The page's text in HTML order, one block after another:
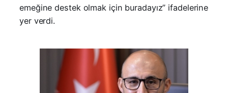
emeğine destek olmak için buradayız” ifadelerine
yer verdi.